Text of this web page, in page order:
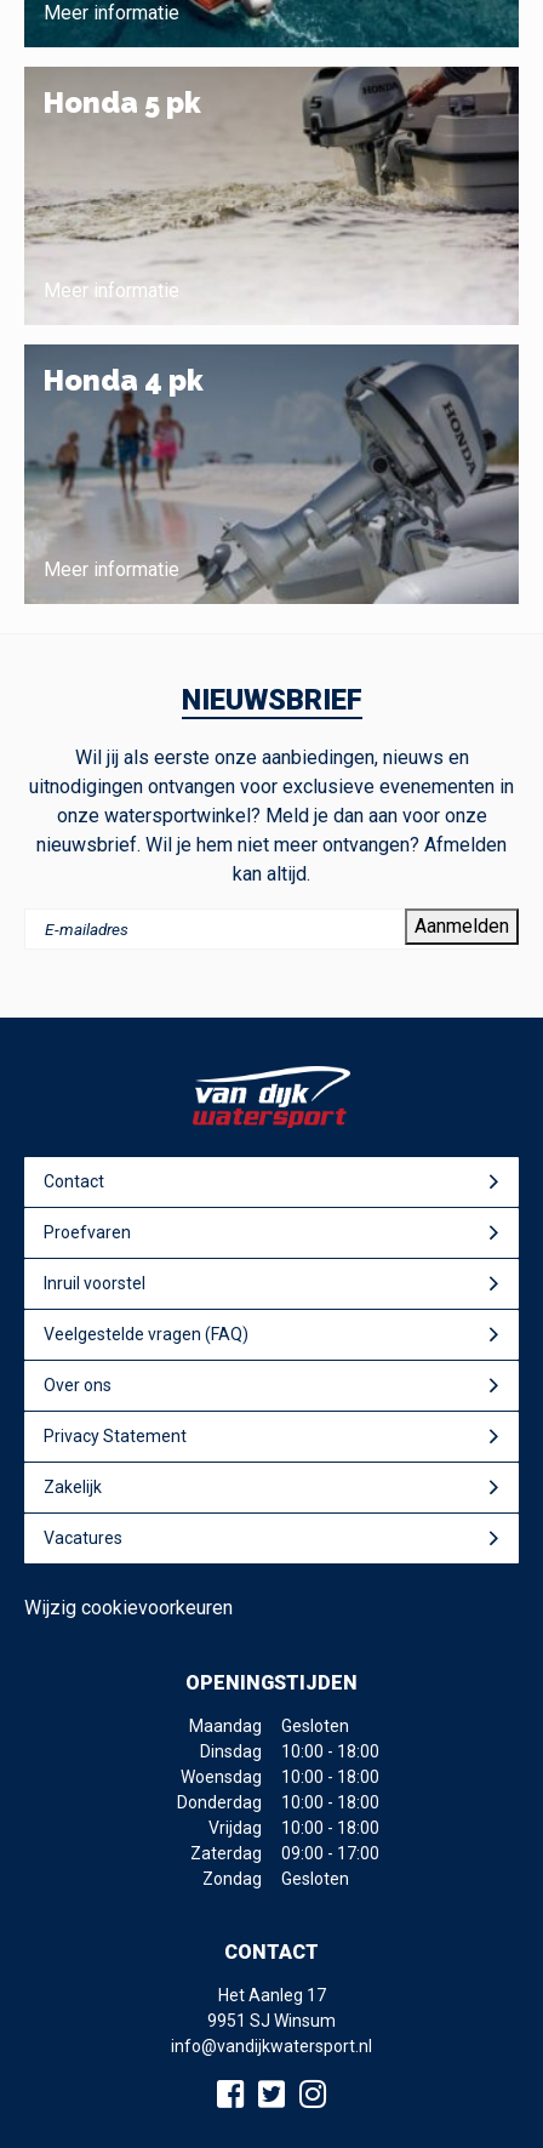
Meer informatie
Honda 5 pk
Meer informatie
Honda 4 pk
Meer informatie
NIEUWSBRIEF
Wil jij als eerste onze aanbiedingen, nieuws en
uitnodigingen ontvangen voor exclusieve evenementen in
onze watersportwinkel? Meld je dan aan voor onze
nieuwsbrief. Wil je hem niet meer ontvangen? Afmelden
kan altijd.
Aanmelden
Contact
Proefvaren
Inruil voorstel
Veelgestelde vragen (FAQ)
Over ons
Privacy Statement
Zakelijk
Vacatures
Wijzig cookievoorkeuren
OPENINGSTIJDEN
Maandag
Gesloten
Dinsdag
10:00 - 18:00
Woensdag
10:00 - 18:00
Donderdag
10:00 - 18:00
Vrijdag
10:00 - 18:00
Zaterdag
09:00 - 17:00
Zondag
Gesloten
CONTACT
Het Aanleg 17
9951 SJ Winsum
info@vandijkwatersport.nl